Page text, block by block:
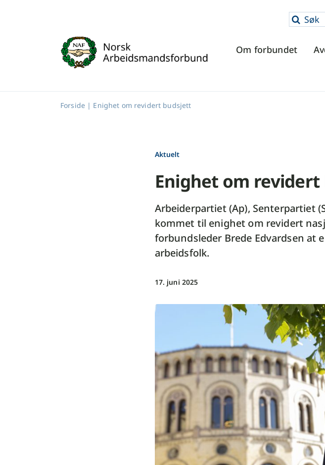
Søk
Om forbundet
Forside| Enighet om revidert budsjett
Aktuelt
Enighet om
Arbeiderpartiet (Ap), Senterpartiet
kommet til enighet om revidert
forbundsleder Brede Edvardsen at
arbeidsfolk.
17. juni 2025